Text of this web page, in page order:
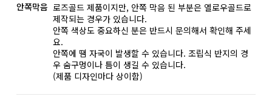
안쪽막음 로즈골드 제품이지만, 안쪽 막음 된 부분은 옐로우골드로
제작되는 경우가 있습니다.
안쪽 색상도 중요하신 분은 반드시 문의해서 확인해 주세
요.
안쪽에 땜 자국이 발생할 수 있습니다. 조립식 반지의 경
우 숨구멍이나 틈이 생길 수 있습니다.
(제품 디자인마다 상이함)